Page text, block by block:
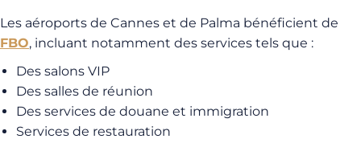
Les aéroports de Cannes et de Palma bénéficient de
FBO, incluant notamment des services tels que :
Des salons VIP
Des salles de réunion
Des services de douane et immigration
Services de restauration